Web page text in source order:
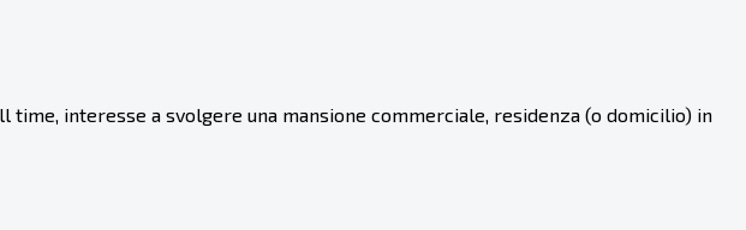
interesse a svolgere una mansione commerciale, residenza (o domicilio) in